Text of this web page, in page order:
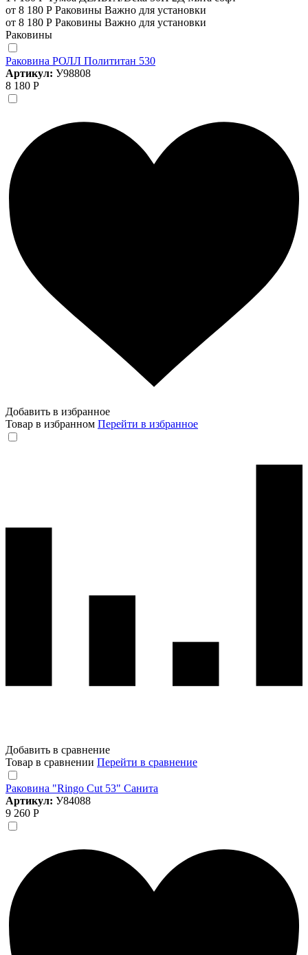
от 8 180 Р Раковины Важно для установки
от 8 180 Р Раковины Важно для установки
Раковины
Раковина РОЛЛ Полититан 530
Артикул: У98808
8 180 Р
Добавить в избранное
Товар в избранном Перейти в избранное
Добавить в сравнение
Товар в сравнении Перейти в сравнение
Раковина "Ringo Cut 53" Санита
Артикул: У84088
9 260 Р